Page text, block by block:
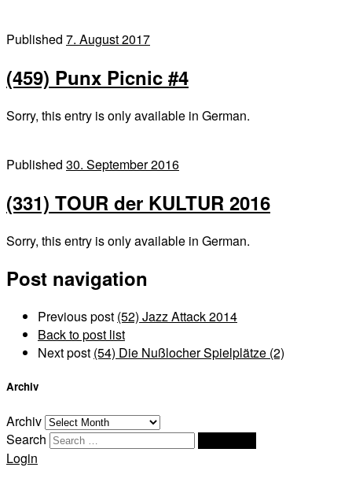
Published 7. August 2017
(459) Punx Picnic #4
Sorry, this entry is only available in German.
Published 30. September 2016
(331) TOUR der KULTUR 2016
Sorry, this entry is only available in German.
Post navigation
Previous post (52) Jazz Attack 2014
Back to post list
Next post (54) Die Nußlocher Spielplätze (2)
Archiv
Archiv
Search
Login